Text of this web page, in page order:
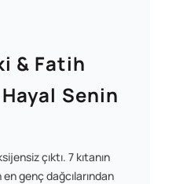
& Fatih
Senin
çıktı. 7 kıtanın
genç dağcılarından